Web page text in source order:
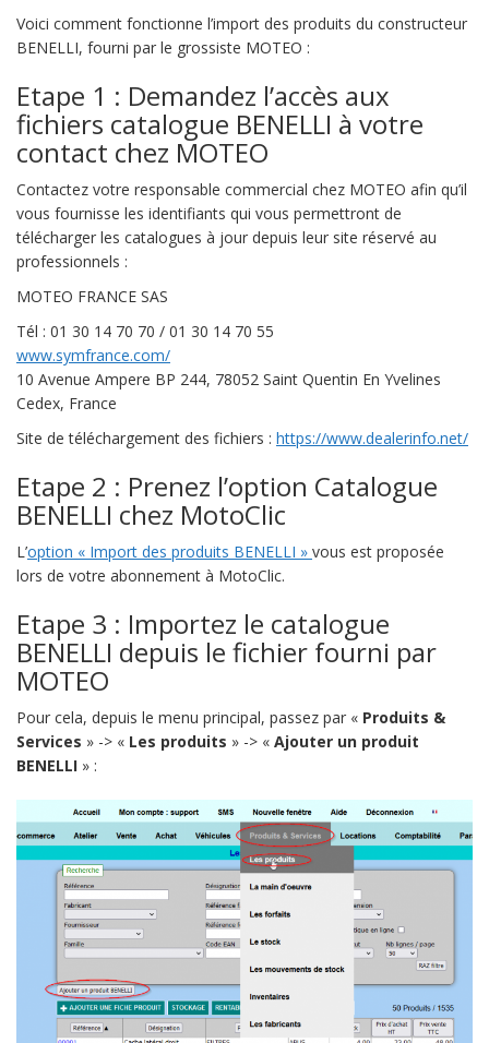
Voici comment fonctionne l’import des produits du constructeur
BENELLI, fourni par le grossiste MOTEO :
Etape 1 : Demandez l’accès aux
fichiers catalogue BENELLI à votre
contact chez MOTEO
Contactez votre responsable commercial chez MOTEO afin qu’il
vous fournisse les identifiants qui vous permettront de
télécharger les catalogues à jour depuis leur site réservé au
professionnels :
MOTEO FRANCE SAS
Tél : 01 30 14 70 70 / 01 30 14 70 55
www.symfrance.com/
10 Avenue Ampere BP 244, 78052 Saint Quentin En Yvelines
Cedex, France
Site de téléchargement des fichiers : https://www.dealerinfo.net/
Etape 2 : Prenez l’option Catalogue
BENELLI chez MotoClic
L’option « Import des produits BENELLI » vous est proposée
lors de votre abonnement à MotoClic.
Etape 3 : Importez le catalogue
BENELLI depuis le fichier fourni par
MOTEO
Pour cela, depuis le menu principal, passez par « Produits &
Services » -> « Les produits » -> « Ajouter un produit
BENELLI » :